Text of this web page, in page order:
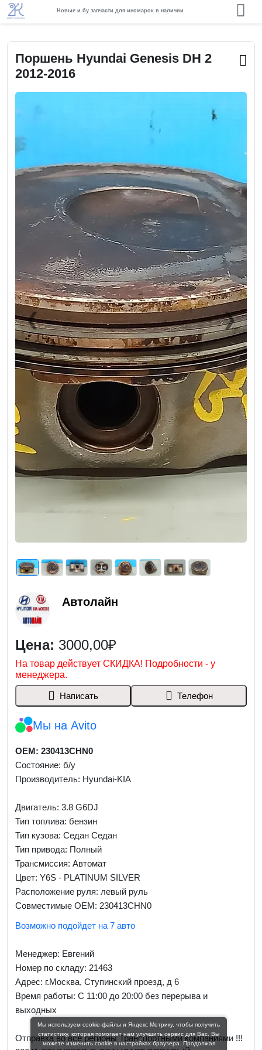
Новые и бу запчасти для иномарок в наличии
Поршень Hyundai Genesis DH 2
2012-2016
❮Previous ❯Next
Автолайн
Цена: 3000,00₽
На товар действует СКИДКА! Подробности - у
менеджера.
Написать Телефон
Мы на Avito
OEM: 230413CHN0
Состояние: б/у
Производитель: Hyundai-KIA
Двигатель: 3.8 G6DJ
Тип топлива: бензин
Тип кузова: Седан Седан
Тип привода: Полный
Трансмиссия: Автомат
Цвет: Y6S - PLATINUM SILVER
Расположение руля: левый руль
Совместимые OEM: 230413CHN0
Возможно подойдет на 7 авто
Менеджер: Евгений
Номер по складу: 21463
Адрес: г.Москва, Ступинский проезд, д 6
Время работы: С 11:00 до 20:00 без перерыва и
выходных
Отправка во все регионы Транспортными компаниями !!!
Мы используем cookie-файлы и Яндекс Метрику, чтобы получить
статистику, которая помогает нам улучшить сервис для Вас. Вы
можете изменить cookie в настройках браузера. Продолжая